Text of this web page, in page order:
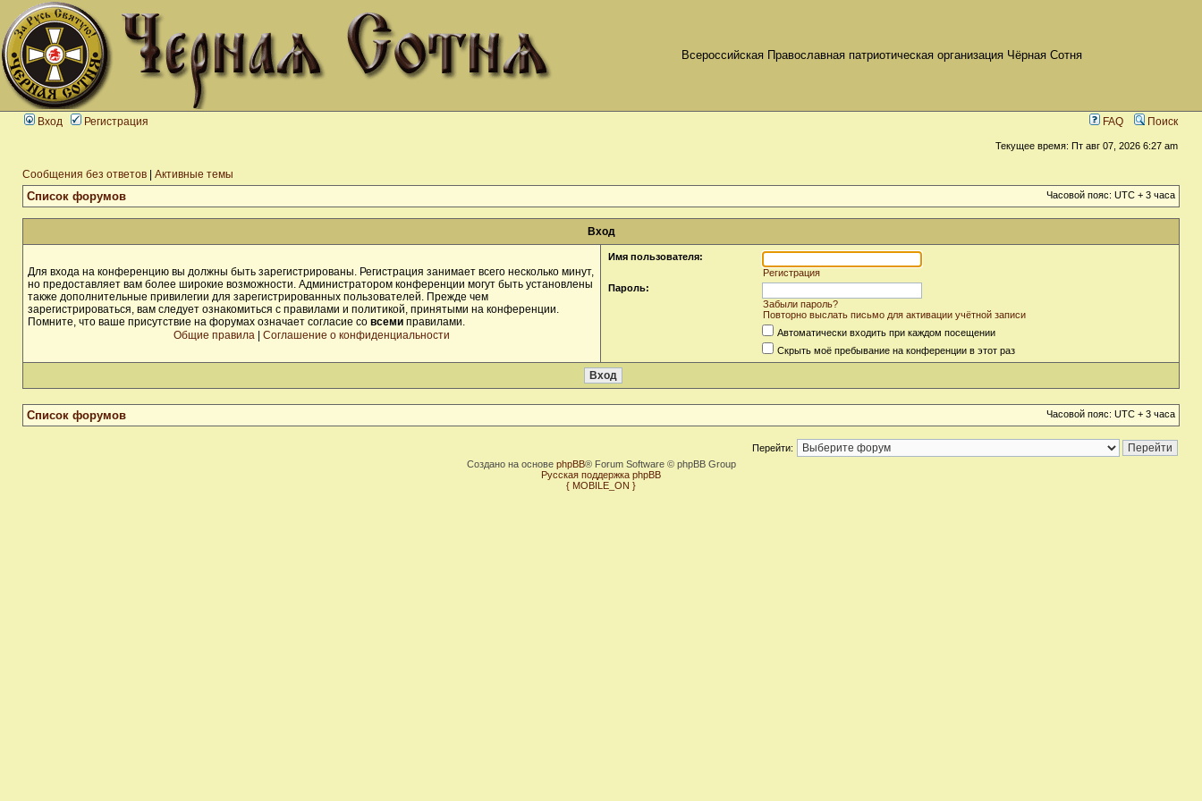
Всероссийская Православная патриотическая организация Чёрная Сотня
Вход Регистрация FAQ Поиск
Текущее время: Пт авг 07, 2026 6:27 am
Сообщения без ответов Активные темы
Список форумов Часовой пояс: UTC + 3 часа
Вход
Для входа на конференцию вы должны быть зарегистрированы. Регистрация занимает всего несколько минут,
но предоставляет вам более широкие возможности. Администратором конференции могут быть установлены
также дополнительные привилегии для зарегистрированных пользователей. Прежде чем
зарегистрироваться, вам следует ознакомиться с правилами и политикой, принятыми на конференции.
Помните, что ваше присутствие на форумах означает согласие со всеми правилами.
Общие правила
Соглашение о конфиденциальности
Имя пользователя:
Регистрация
Пароль:
Забыли пароль?
Повторно выслать письмо для активации учётной записи
Автоматически входить при каждом посещении
Скрыть моё пребывание на конференции в этот раз
Список форумов Часовой пояс: UTC + 3 часа
Перейти:
Создано на основе phpBB® Forum Software © phpBB Group
Русская поддержка phpBB
{ MOBILE_ON }